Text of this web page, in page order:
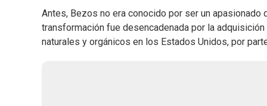
Antes, Bezos no era conocido por ser un apasionado
transformación fue desencadenada por la
naturales y orgánicos en los Estados Unidos, por